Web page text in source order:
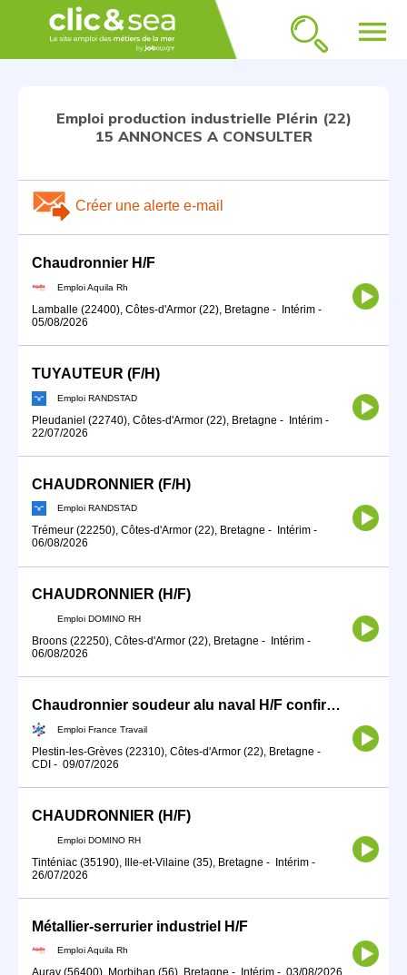
menu
Emploi production industrielle Plérin (22)
15 ANNONCES A CONSULTER
Créer une alerte e-mail
Chaudronnier H/F
Emploi Aquila Rh
Lamballe (22400), Côtes-d'Armor (22), Bretagne - Intérim -
05/08/2026
TUYAUTEUR (F/H)
Emploi RANDSTAD
Pleudaniel (22740), Côtes-d'Armor (22), Bretagne - Intérim -
22/07/2026
CHAUDRONNIER (F/H)
Emploi RANDSTAD
Trémeur (22250), Côtes-d'Armor (22), Bretagne - Intérim -
06/08/2026
CHAUDRONNIER (H/F)
Emploi DOMINO RH
Broons (22250), Côtes-d'Armor (22), Bretagne - Intérim -
06/08/2026
Chaudronnier soudeur alu naval H/F confirmé(e) ou apprenti(e) (H/F)
Emploi France Travail
Plestin-les-Grèves (22310), Côtes-d'Armor (22), Bretagne -
CDI - 09/07/2026
CHAUDRONNIER (H/F)
Emploi DOMINO RH
Tinténiac (35190), Ille-et-Vilaine (35), Bretagne - Intérim -
26/07/2026
Métallier-serrurier industriel H/F
Emploi Aquila Rh